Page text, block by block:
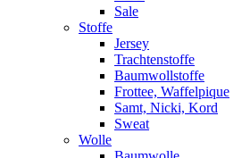
Sale
Stoffe
Jersey
Trachtenstoffe
Baumwollstoffe
Frottee, Waffelpique
Samt, Nicki, Kord
Sweat
Wolle